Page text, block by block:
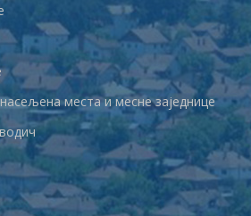
места и месне заједнице